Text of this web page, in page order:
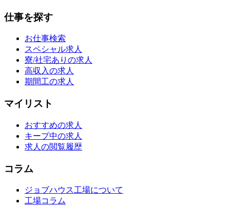
仕事を探す
お仕事検索
スペシャル求人
寮/社宅ありの求人
高収入の求人
期間工の求人
マイリスト
おすすめの求人
キープ中の求人
求人の閲覧履歴
コラム
ジョブハウス工場について
工場コラム